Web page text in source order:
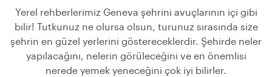
Yerel rehberlerimiz Geneva şehrini avuçlarının içi gibi
bilir! Tutkunuz ne olursa olsun, turunuz sırasında size
şehrin en güzel yerlerini göstereceklerdir. Şehirde neler
yapılacağını, nelerin görüleceğini ve en önemlisi
nerede yemek yeneceğini çok iyi bilirler.